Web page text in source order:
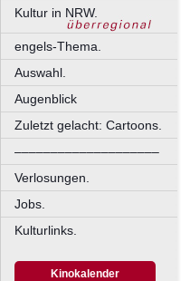
Kultur in NRW.
engels-Thema.
Auswahl.
Augenblick
Zuletzt gelacht: Cartoons.
––––––––––––––––––––
Verlosungen.
Jobs.
Kulturlinks.
Kinokalender